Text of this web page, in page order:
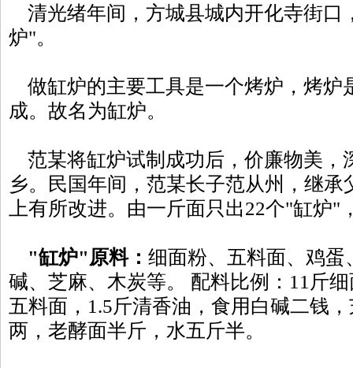
清光绪年间，方城县城内开化寺街口
炉"。
做缸炉的主要工具是一个烤炉，烤炉
成。故名为缸炉。
范某将缸炉试制成功后，价廉物美，
乡。民国年间，范某长子范从州，继
上有所改进。由一斤面只出22个"缸炉"
"缸炉"原料： 细面粉、五料面、鸡
碱、芝麻、木炭等。 配料比例：11斤
五料面，1.5斤清香油，食用白碱二钱
两，老酵面半斤，水五斤半。